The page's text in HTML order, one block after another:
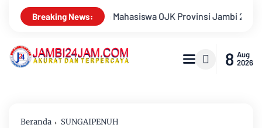
Breaking News:
Jambi 2026, Unjuk Kreativitas di Taman Banjuran Budayo,
8 Aug
2026
Beranda SUNGAIPENUH